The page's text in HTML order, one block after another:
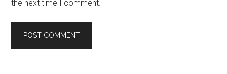
the next time I comment.